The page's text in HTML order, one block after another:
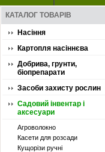
КАТАЛОГ ТОВАРІВ
Насіння
Картопля насіннєва
Добрива, грунти,
біопрепарати
Засоби захисту рослин
Садовий інвентар і
аксесуари
Агроволокно
Касети для розсади
Кущорізи ручні